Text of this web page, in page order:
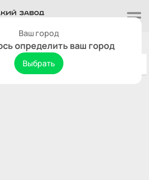
Ваш город
определить ваш город
Выбрать